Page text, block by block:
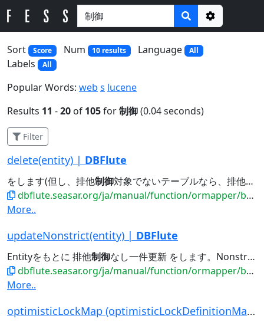
Options
Sort
Score Num 10 results Language All
Labels All
Popular Words: web s lucene
Results 11 -20 of 105for制御(0.04 seconds)
Filter
delete(entity) | DBFlute
をします(但し、排他制御対象でないテーブルなら、排他制御
dbflute.seasar.org/ja/manual/function/ormapper/behavior/update/delete.html
More..
updateNonstrict(entity) | DBFlute
Entityをもとに 排他制御なし一件更新 をします。Nonstrict の strict は、排他
dbflute.seasar.org/ja/manual/function/ormapper/behavior/update/updatenonstrict.html
More..
optimisticLockMap (optimisticLockDefinitionMap)...